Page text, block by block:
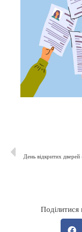
День відкритих